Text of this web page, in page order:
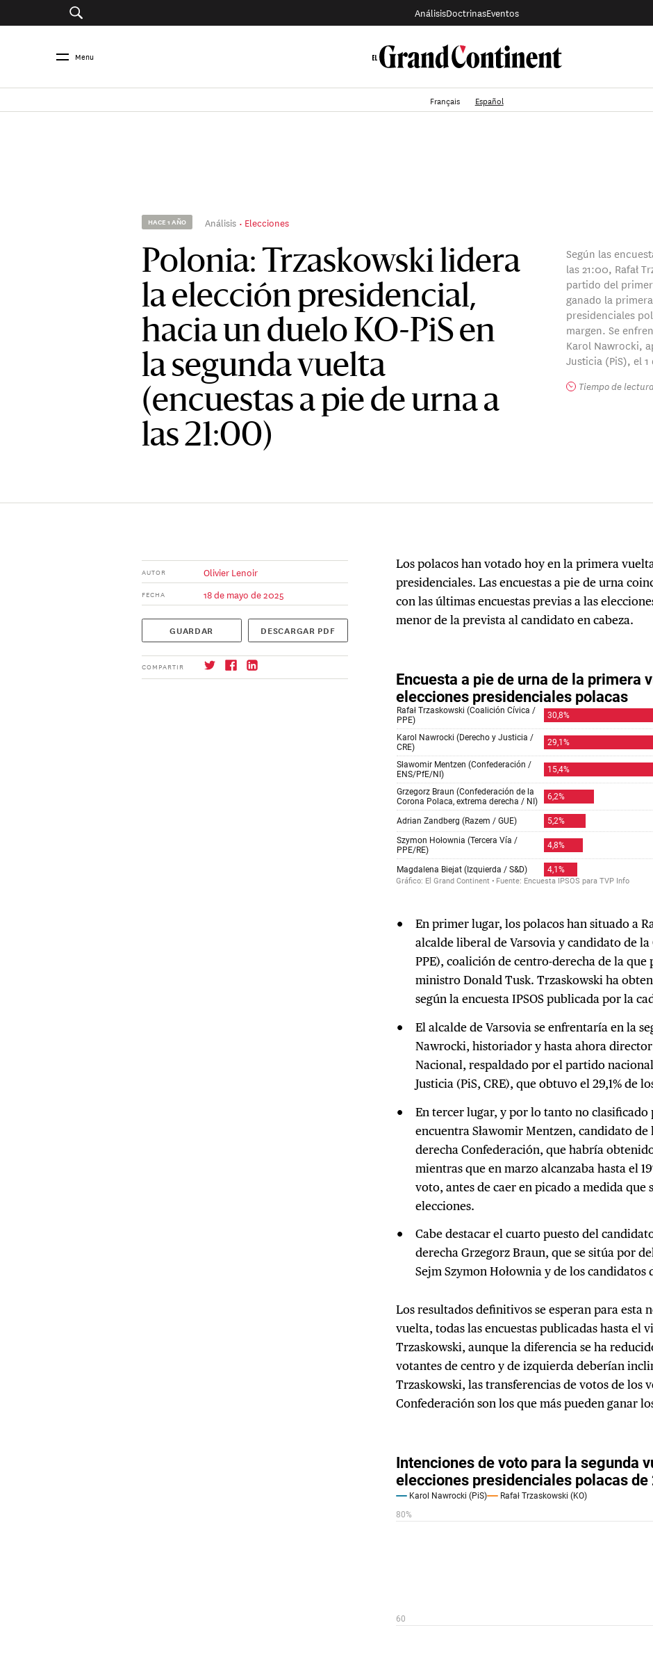
AnálisisDoctrinasEventos
Menu
Français Español
HACE 1 AÑO Análisis Elecciones
Polonia: Trzaskowski lidera
la elección presidencial,
hacia un duelo KO-PiS en
la segunda vuelta
(encuestas a pie de urna a
las 21:00)
Según las
las 21:00, Rafał
partido del
ganado la
presidenciales
margen. Se
Karol Nawrocki,
Justicia (PiS), el
Tiempo de
AUTOR Olivier Lenoir
FECHA 18 de mayo de 2025
GUARDAR DESCARGAR PDF
COMPARTIR
Los polacos han votado hoy en la primera
presidenciales. Las encuestas a pie de urna
con las últimas encuestas previas a las
menor de la prevista al candidato en cabeza.
En primer lugar, los polacos han situado a
alcalde liberal de Varsovia y candidato de la
PPE), coalición de centro-derecha de la
ministro Donald Tusk. Trzaskowski ha
según la encuesta IPSOS publicada por la
El alcalde de Varsovia se enfrentaría en la
Nawrocki, historiador y hasta ahora
Nacional, respaldado por el partido
Justicia (PiS, CRE), que obtuvo el 29,1% de
En tercer lugar, y por lo tanto no clasificado
encuentra Sławomir Mentzen, candidato
derecha Confederación, que habría
mientras que en marzo alcanzaba hasta el
voto, antes de caer en picado a medida que
elecciones.
Cabe destacar el cuarto puesto del
derecha Grzegorz Braun, que se sitúa por
Sejm Szymon Hołownia y de los candidatos
Los resultados definitivos se esperan para esta
vuelta, todas las encuestas publicadas hasta el
Trzaskowski, aunque la diferencia se ha
votantes de centro y de izquierda deberían
Trzaskowski, las transferencias de votos de los
Confederación son los que más pueden ganar